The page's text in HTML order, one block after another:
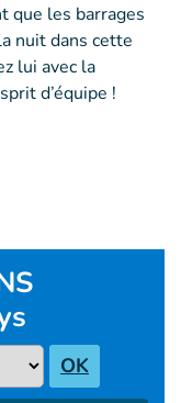
que les barrages
nuit dans cette
lui avec la
d’équipe !
OK